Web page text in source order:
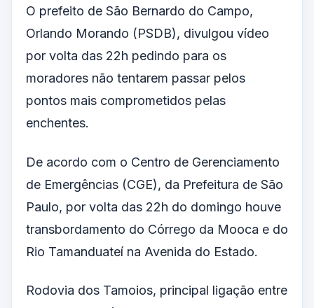
O prefeito de São Bernardo do Campo,
Orlando Morando (PSDB), divulgou vídeo
por volta das 22h pedindo para os
moradores não tentarem passar pelos
pontos mais comprometidos pelas
enchentes.
De acordo com o Centro de Gerenciamento
de Emergências (CGE), da Prefeitura de São
Paulo, por volta das 22h do domingo houve
transbordamento do Córrego da Mooca e do
Rio Tamanduateí na Avenida do Estado.
Rodovia dos Tamoios, principal ligação entre